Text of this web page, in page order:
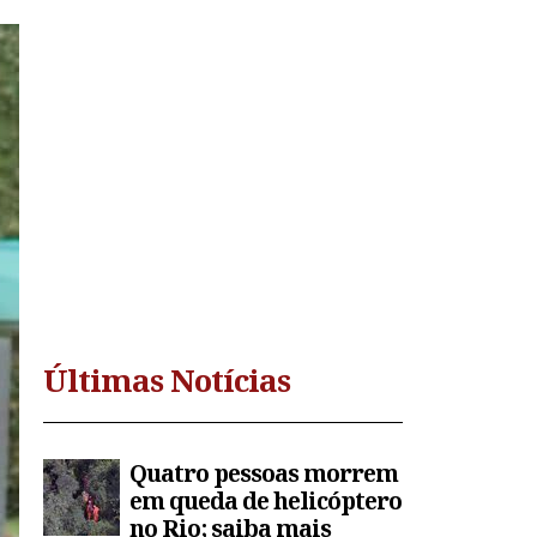
Últimas Notícias
Quatro pessoas morrem
em queda de helicóptero
no Rio; saiba mais